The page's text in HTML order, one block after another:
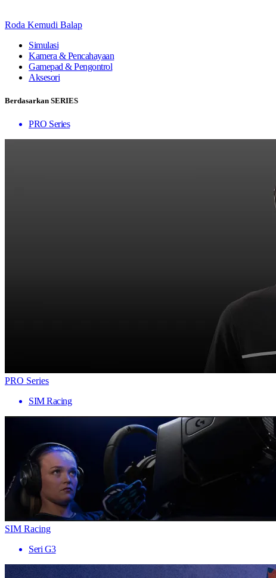
Roda Kemudi Balap
Simulasi
Kamera & Pencahayaan
Gamepad & Pengontrol
Aksesori
Berdasarkan SERIES
PRO Series
PRO Series
SIM Racing
SIM Racing
Seri G3